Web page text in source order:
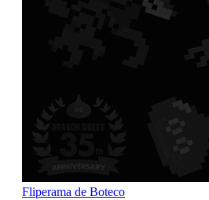
Fliperama de Boteco